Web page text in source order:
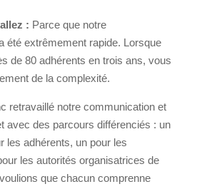
: Parce que notre
été extrêmement rapide. Lorsque
de 80 adhérents en trois ans, vous
de la complexité.
retravaillé notre communication et
avec des parcours différenciés : un
les adhérents, un pour les
les autorités organisatrices de
que chacun comprenne